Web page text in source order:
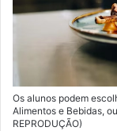
Os alunos podem
Alimentos e Bebidas,
REPRODUÇÃO)